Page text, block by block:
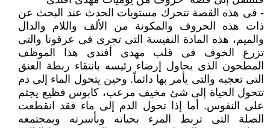
- فى هذه القصة تتحرك مستويات الحدث عند البحث عن
ذات هذه الحروف والمكونة من الألف واللام والدال
والميم، هذه المادة النفيسة التى تجرى فى عرقونا والتى
تزرع الخوف فى قلب مهدى أفندى هذا الموظف
المطحون الذى يحاول إرضاء رئيسه بانتقاء ربطة العنق
التى تعجبه والتى يأمر بها دائماً. وحين يتحول الماء إلى دم
تتحول الحياة إلى شئ مخيف مرعب، كابوس فظيع يجثم
على النفوس. أما إذا تحول الدم إلى ماء فقد انقطعت
الصلة التى تربط المرء بحياته وبأسرته وبمجتمعه